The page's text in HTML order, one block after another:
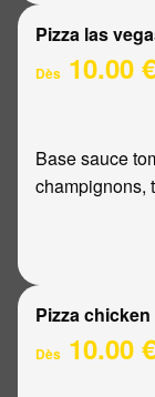
Pizza las
Dès 10.00 €
Base sauce
champignons,
Pizza chicken
Dès 10.00 €